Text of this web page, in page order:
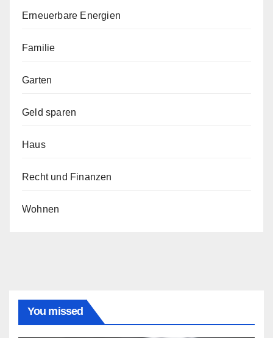
Erneuerbare Energien
Familie
Garten
Geld sparen
Haus
Recht und Finanzen
Wohnen
You missed